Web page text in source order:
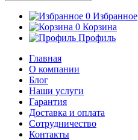
0 Избранное
0 Корзина
Профиль
Главная
О компании
Блог
Наши услуги
Гарантия
Доставка и оплата
Сотрудничество
Контакты